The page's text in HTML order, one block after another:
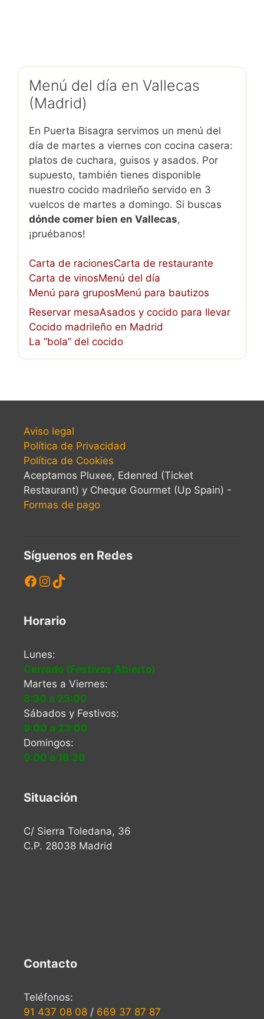
Menú del día en Vallecas
(Madrid)
En Puerta Bisagra servimos un menú del
día de martes a viernes con cocina casera:
platos de cuchara, guisos y asados. Por
supuesto, también tienes disponible
nuestro cocido madrileño servido en 3
vuelcos de martes a domingo. Si buscas
dónde comer bien en Vallecas,
¡pruébanos!
Carta de racionesCarta de restaurante
Carta de vinosMenú del día
Menú para gruposMenú para bautizos
Reservar mesaAsados y cocido para llevar
Cocido madrileño en Madrid
La “bola” del cocido
Aviso legal
Política de Privacidad
Política de Cookies
Aceptamos Pluxee, Edenred (Ticket
Restaurant) y Cheque Gourmet (Up Spain) -
Formas de pago
Síguenos en Redes
Facebook
Instagram
TikTok
Horario
Lunes:
Cerrado (Festivos Abierto)
Martes a Viernes:
8:30 a 23:00
Sábados y Festivos:
9:00 a 23:00
Domingos:
9:00 a 18:30
Situación
C/ Sierra Toledana, 36
C.P. 28038 Madrid
Contacto
Teléfonos:
91 437 08 08 / 669 37 87 87